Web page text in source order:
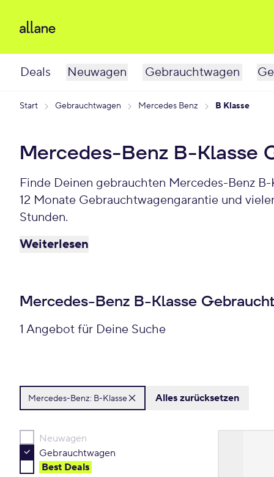
Deals Neuwagen Gebrauchtwagen
Start Gebrauchtwagen Mercedes Benz B Klasse
Mercedes-Benz B-Klasse
Finde Deinen gebrauchten Mercedes-Benz
12 Monate Gebrauchtwagengarantie und
Stunden.
Weiterlesen
Mercedes-Benz B-Klasse
1 Angebot für Deine Suche
Mercedes-Benz: B-Klasse Alles zurücksetzen
Neuwagen
Gebrauchtwagen
Best Deals